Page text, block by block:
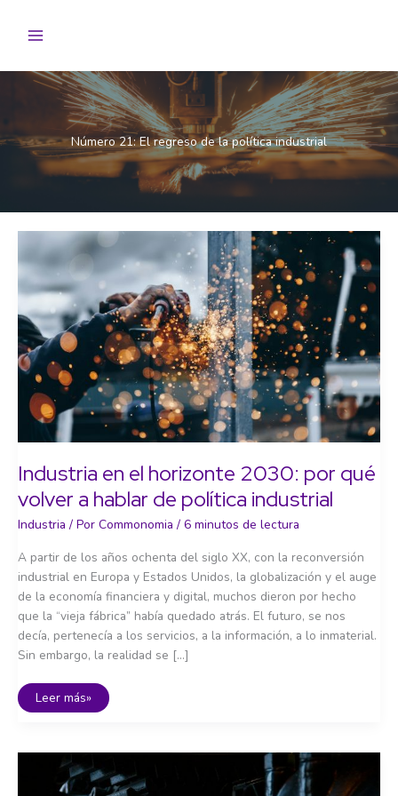
Número 21: El regreso de la política industrial
Industria en el horizonte 2030: por qué
volver a hablar de política industrial
Industria / Por Commonomia / 6 minutos de lectura
A partir de los años ochenta del siglo XX, con la reconversión
industrial en Europa y Estados Unidos, la globalización y el auge
de la economía financiera y digital, muchos dieron por hecho
que la “vieja fábrica” había quedado atrás. El futuro, se nos
decía, pertenecía a los servicios, a la información, a lo inmaterial.
Sin embargo, la realidad se […]
Industria
en
por
volver
Leer más»